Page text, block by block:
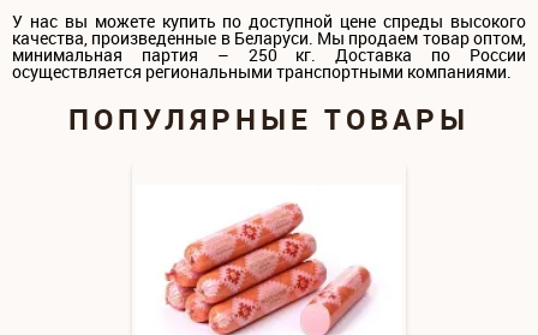
У нас вы можете купить по доступной цене спреды высокого
качества, произведенные в Беларуси. Мы продаем товар оптом,
минимальная партия – 250 кг. Доставка по России
осуществляется региональными транспортными компаниями.
ПОПУЛЯРНЫЕ ТОВАРЫ